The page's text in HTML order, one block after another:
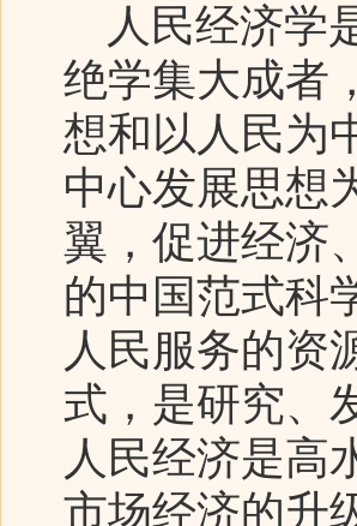
人民经济学
绝学集大成者
想和以人民为
中心发展思想
翼，促进经济
的中国范式科
人民服务的资
式，是研究、
人民经济是高
市场经济的升